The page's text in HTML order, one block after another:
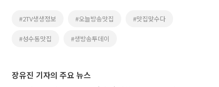
#2TV생생정보 #오늘방송맛집 #맛집맞수다
#성수동맛집 #생방송투데이
장유진 기자의 주요 뉴스